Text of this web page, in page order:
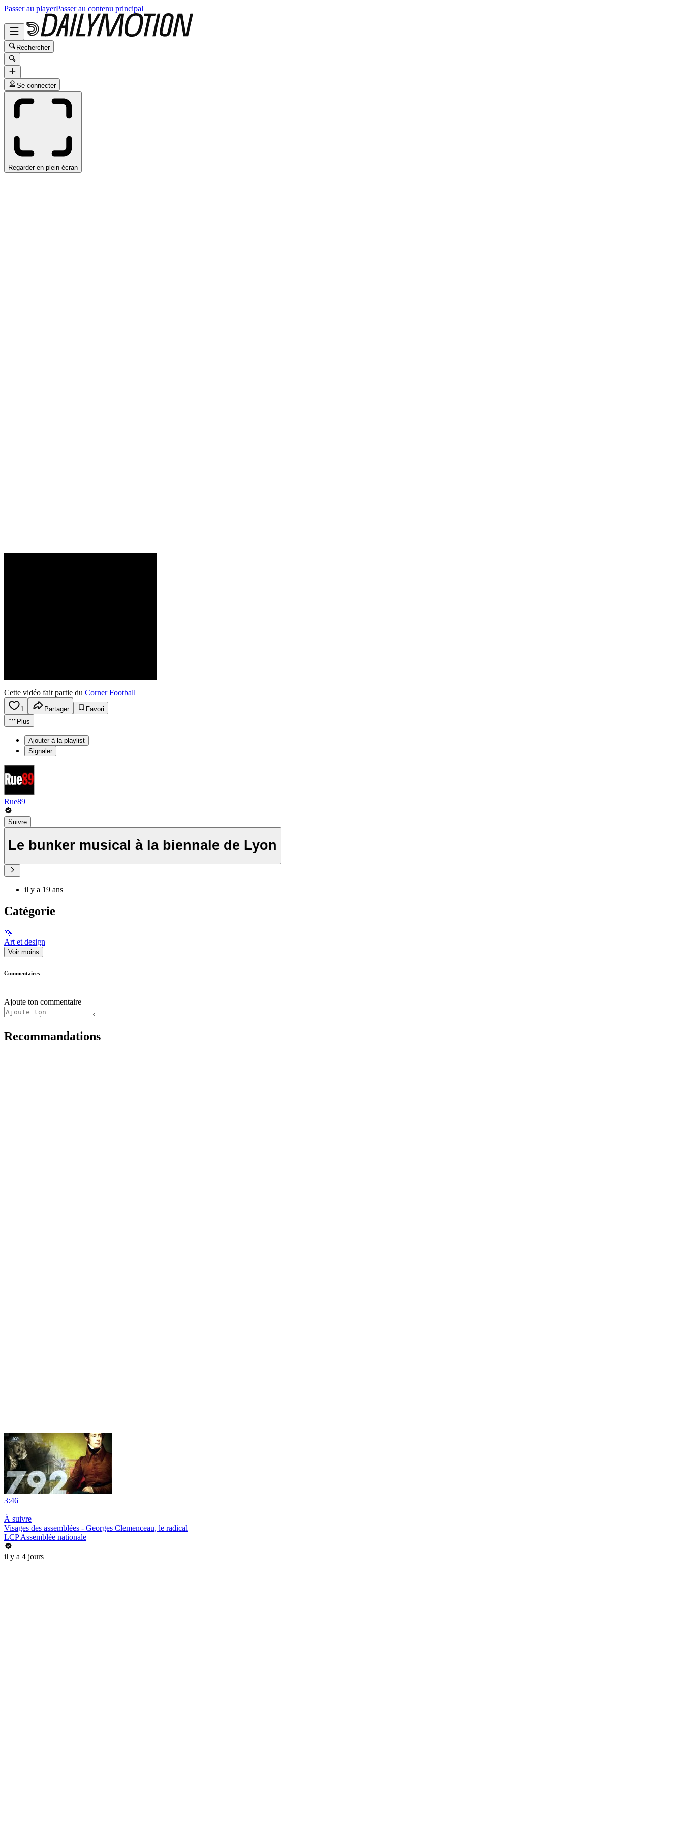
Passer au playerPasser au contenu principal
Rechercher
Se connecter
Regarder en plein écran
Cette vidéo fait partie du Corner Football
1 Partager
Favori
Plus
Ajouter à la playlist
Signaler
Rue89
Suivre
Le bunker musical à la biennale de Lyon
il y a 19 ans
Catégorie
🦄
Art et design
Voir moins
Commentaires
Ajoute ton commentaire
Recommandations
3:46
|
À suivre
Visages des assemblées - Georges Clemenceau, le radical
LCP Assemblée nationale
il y a 4 jours